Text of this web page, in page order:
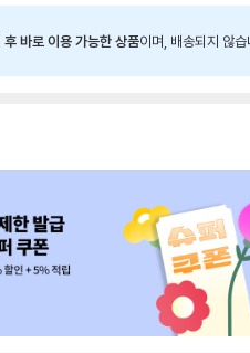
바로 이용 가능한 상품이며, 배송되지 않습